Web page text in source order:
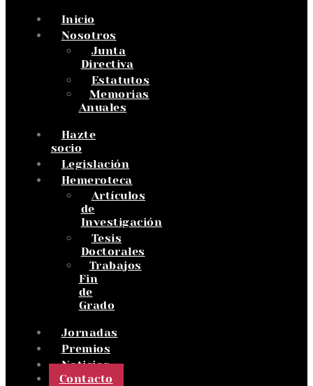
Inicio
Nosotros
Junta
Directiva
Estatutos
Memorias
Anuales
Hazte
socio
Legislación
Hemeroteca
Artículos
de
Investigación
Tesis
Doctorales
Trabajos
Fin
de
Grado
Jornadas
Premios
Noticias
Contacto